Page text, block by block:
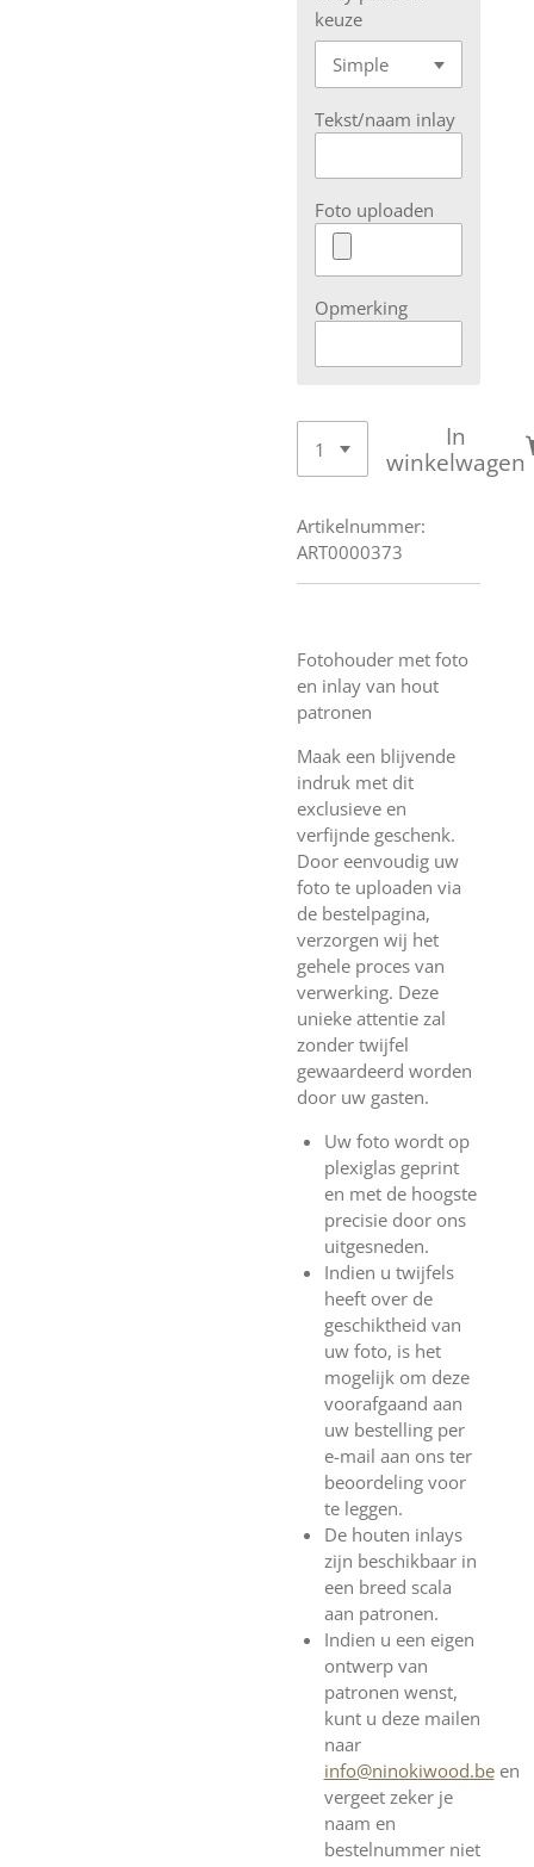
keuze
Tekst/naam inlay
Foto uploaden
Opmerking
In
winkelwagen
Artikelnummer:
ART0000373
Fotohouder met foto
en inlay van hout
patronen
Maak een blijvende
indruk met dit
exclusieve en
verfijnde geschenk.
Door eenvoudig uw
foto te uploaden via
de bestelpagina,
verzorgen wij het
gehele proces van
verwerking. Deze
unieke attentie zal
zonder twijfel
gewaardeerd worden
door uw gasten.
Uw foto wordt op
plexiglas geprint
en met de hoogste
precisie door ons
uitgesneden.
Indien u twijfels
heeft over de
geschiktheid van
uw foto, is het
mogelijk om deze
voorafgaand aan
uw bestelling per
e-mail aan ons ter
beoordeling voor
te leggen.
De houten inlays
zijn beschikbaar in
een breed scala
aan patronen.
Indien u een eigen
ontwerp van
patronen wenst,
kunt u deze mailen
naar
info@ninokiwood.been
vergeet zeker je
naam en
bestelnummer niet